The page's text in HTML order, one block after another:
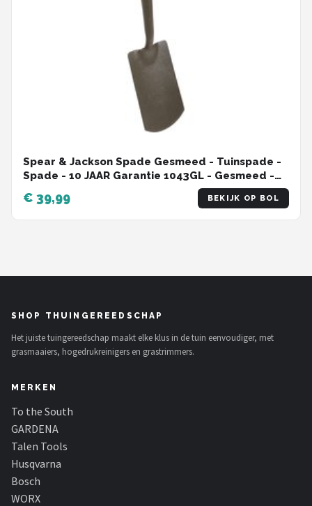
Spear & Jackson Spade Gesmeed - Tuinspade -
Spade - 10 JAAR Garantie 1043GL - Gesmeed -
Extra sterk - Epoxy gecoat - Tuinschop - Bats -
Schop - Tuinschep Essenhout Steel 120 cm
€ 39,99 BEKIJK OP BOL
SHOP THUINGEREEDSCHAP
Het juiste tuingereedschap maakt elke klus in de tuin eenvoudiger, met
grasmaaiers, hogedrukreinigers en grastrimmers.
MERKEN
To the South
GARDENA
Talen Tools
Husqvarna
Bosch
WORX